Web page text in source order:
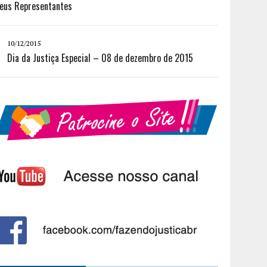
Representantes
10/12/2015
Dia da Justiça Especial – 08 de dezembro de 2015